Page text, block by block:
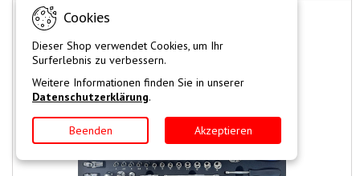
Neu Cookies
Dieser Shop verwendet Cookies, um Ihr
Surferlebnis zu verbessern.
Weitere Informationen finden Sie in unserer
Datenschutzerklärung.
Beenden Akzeptieren